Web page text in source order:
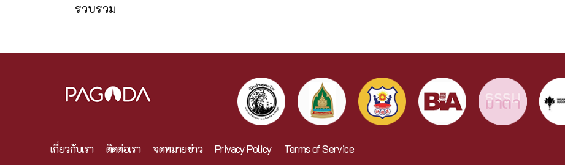
รวบรวม
เกี่ยวกับเรา ติดต่อเรา จดหมายข่าว Privacy Policy Terms of Service